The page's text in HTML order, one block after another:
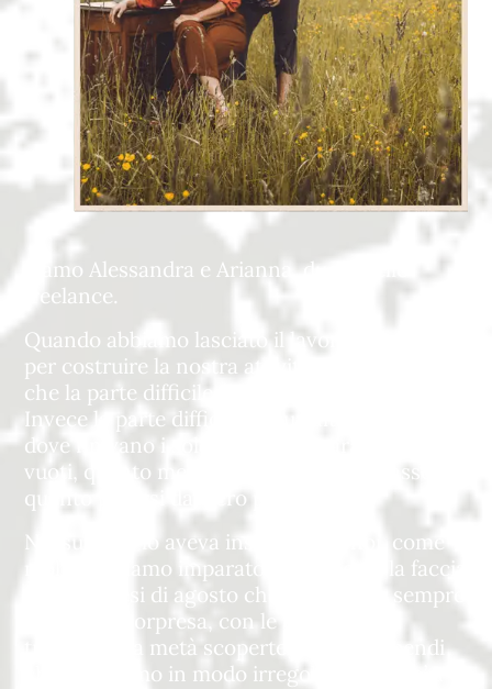
Siamo Alessandra e Arianna, due sorelle
freelance.
Quando abbiamo lasciato il lavoro dipendente
per costruire la nostra attività, pensavamo
che la parte difficile fosse trovare i clienti.
Invece la parte difficile era un’altra: capire
dove finivano i soldi, come prepararsi ai mesi
vuoti, quanto mettere da parte per le tasse,
quanto potersi davvero pagare.
Nessuno ce lo aveva insegnato. E noi, come
molte, abbiamo imparato sbattendoci la faccia
— con i mesi di agosto che arrivavano sempre
come una sorpresa, con le tasse che
trovavamo a metà scoperte, con gli stipendi
che ci davamo in modo irregolare e un po’ a